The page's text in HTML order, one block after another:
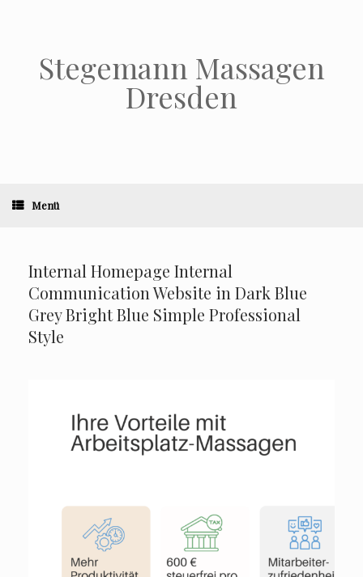
Stegemann Massagen
Dresden
Menü
Internal Homepage Internal
Communication Website in Dark Blue
Grey Bright Blue Simple Professional
Style